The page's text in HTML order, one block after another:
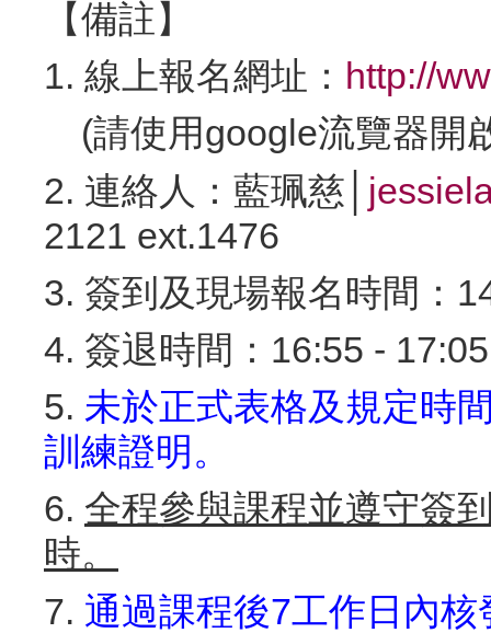
【備註】
1. 線上報名網址： http://
(請使用google流覽器開
2. 連絡人：藍珮慈│
2121 ext.1476
3. 簽到及現場報名時間：
4. 簽退時間：16:55 -
5. 未於正式表格及規定時
訓練證明。
6. 全程參與課程並遵守簽
時。
7. 通過課程後7工作日內